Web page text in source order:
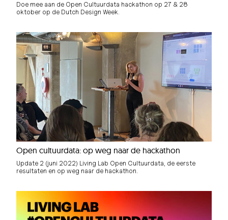
Doe mee aan de Open Cultuurdata hackathon op 27 & 28
oktober op de Dutch Design Week.
Open cultuurdata: op weg naar de hackathon
Update 2 (juni 2022) Living Lab Open Cultuurdata, de eerste
resultaten en op weg naar de hackathon.